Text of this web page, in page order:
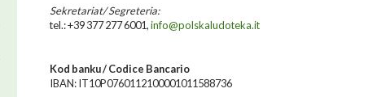
Sekretariat/ Segreteria:
tel.: +39 377 277 6001,info@polskaludoteka.it
Kod banku / Codice Bancario
IBAN: IT10P0760112100001011588736